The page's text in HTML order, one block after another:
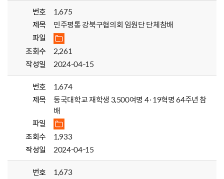
번호
1,675
제목
민주평통 강북구협의회 임원단 단체참배
파일
조회수
2,261
작성일
2024-04-15
번호
1,674
제목
동국대학교 재학생 3,500여명 4·19혁명 64주년 참
배
파일
조회수
1,933
작성일
2024-04-15
번호
1,673